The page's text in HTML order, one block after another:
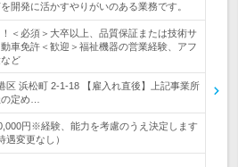
開発に活かすやりがいのある業務です。
＜必須＞大卒以上、品質保証または技術サ
車免許＜歓迎＞福祉機器の営業経験、アフ
ど
浜松町 2-1-18 【雇入れ直後】上記事業所
定め…
円※経験、能力を考慮のうえ決定します
変更なし）